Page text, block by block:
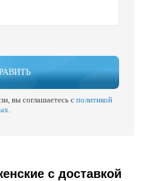
вы соглашаетесь сполитикой
с доставкой